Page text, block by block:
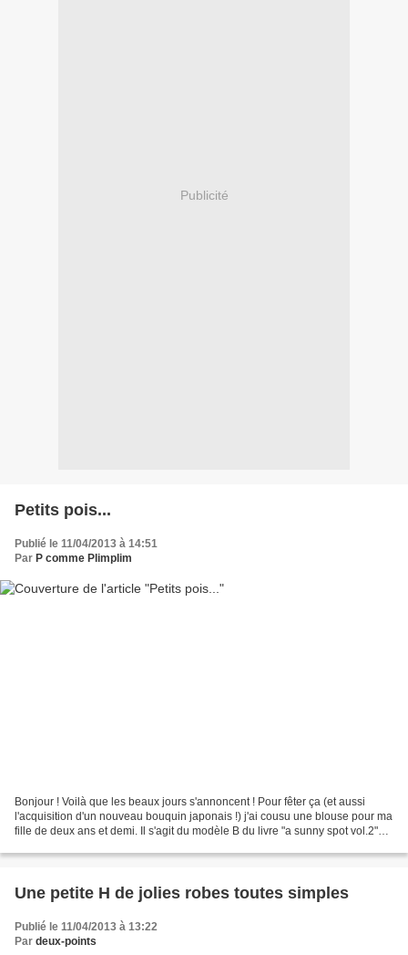
Publicité
Petits pois...
Publié le 11/04/2013 à 14:51
Par P comme Plimplim
Bonjour ! Voilà que les beaux jours s'annoncent ! Pour fêter ça (et aussi
l'acquisition d'un nouveau bouquin japonais !) j'ai cousu une blouse pour ma
fille de deux ans et demi. Il s'agit du modèle B du livre "a sunny spot vol.2"
Une petite H de jolies robes toutes simples
Publié le 11/04/2013 à 13:22
Par deux-points